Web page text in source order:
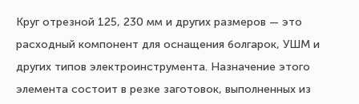
Круг отрезной 125, 230 мм и других размеров — это
расходный компонент для оснащения болгарок, УШМ и
других типов электроинструмента. Назначение этого
элемента состоит в резке заготовок, выполненных из